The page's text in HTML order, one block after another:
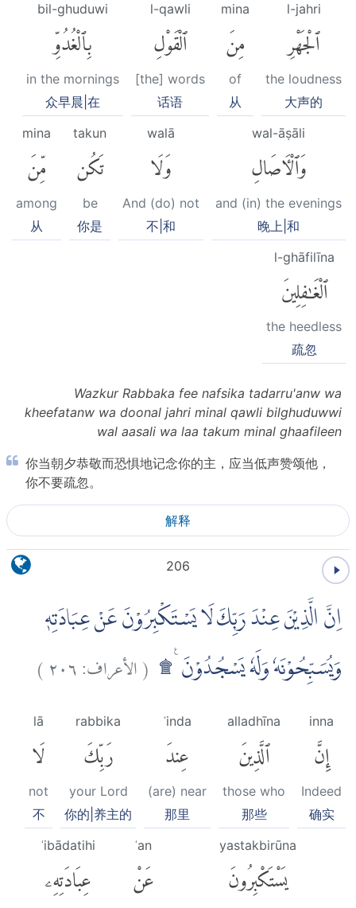
l-jahri
ٱلْجَهْرِ
the loudness
大声的
mina
مِنَ
of
从
l-qawli
ٱلْقَوْلِ
[the] words
话语
bil-ghuduwi
بِٱلْغُدُوِّ
in the mornings
众早晨|在
wal-āṣāli
وَٱلْءَاصَالِ
and (in) the evenings
晚上|和
walā
وَلَا
And (do) not
不|和
takun
تَكُن
be
你是
mina
مِّنَ
among
从
l-ghāfilīna
ٱلْغَٰفِلِينَ
the heedless
疏忽
Wazkur Rabbaka fee nafsika tadarru'anw wa
kheefatanw wa doonal jahri minal qawli bilghuduwwi
wal aasali wa laa takum minal ghaafileen
你当朝夕恭敬而恐惧地记念你的主，应当低声赞颂他，
你不要疏忽。
解释
206
اِنَّ الَّذِيْنَ عِنْدَ رَبِّكَ لَا يَسْتَكْبِرُوْنَ عَنْ عِبَادَتِهٖ
وَيُسَبِّحُوْنَهٗ وَلَهٗ يَسْجُدُوْنَ ࣖ ۩ (الأعراف:٢٠٦)
inna
إِنَّ
Indeed
确实
alladhīna
ٱلَّذِينَ
those who
那些
ʿinda
عِندَ
(are) near
那里
rabbika
رَبِّكَ
your Lord
你的|养主的
lā
لَا
not
不
yastakbirūna
يَسْتَكْبِرُونَ
ʿan
عَنْ
ʿibādatihi
عِبَادَتِهِۦ